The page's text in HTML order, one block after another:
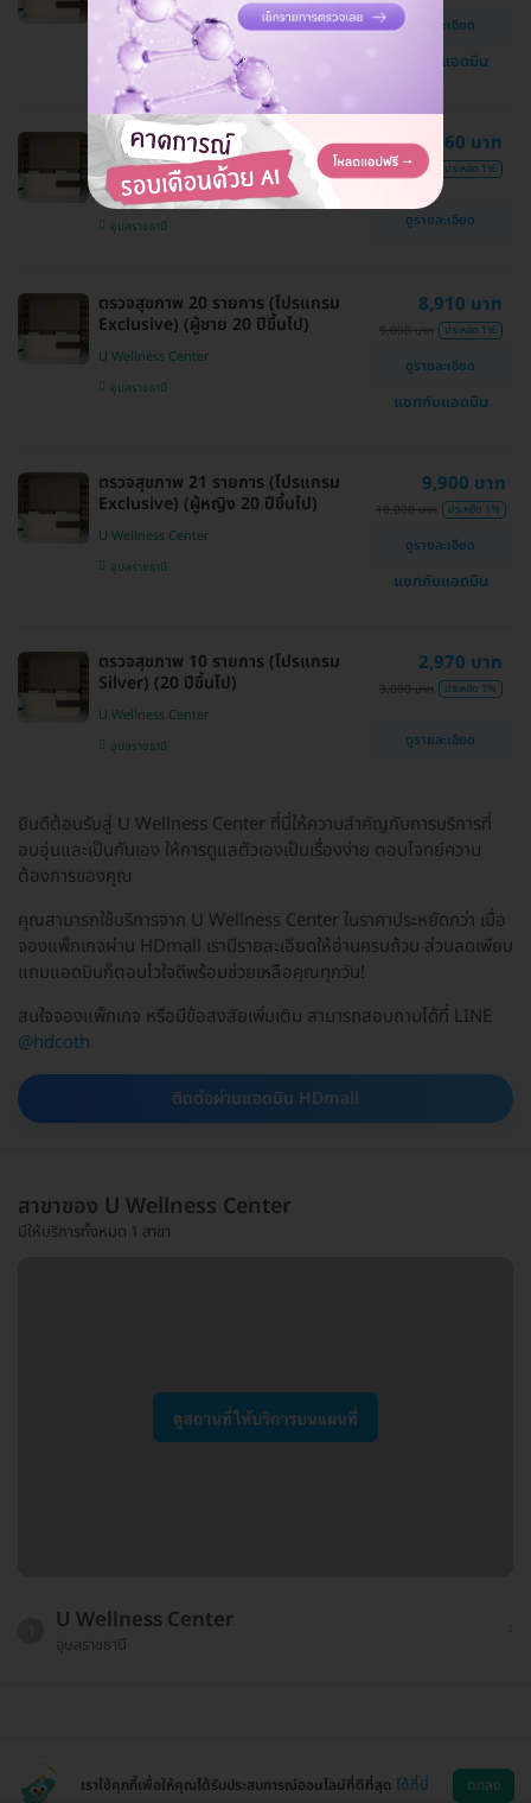
ยินดีต้อนรับสู่ U Wellness Center ที่นี่ให้ความสำคัญกับการบริการที่
อบอุ่นและเป็นกันเอง ให้การดูแลตัวเองเป็นเรื่องง่าย ตอบโจทย์ความ
ต้องการของคุณ
คุณสามารถใช้บริการจาก U Wellness Center ในราคาประหยัดกว่า เมื่อ
จองแพ็กเกจผ่าน HDmall เรามีรายละเอียดให้อ่านครบถ้วน ส่วนลดเพียบ
แถมแอดมินก็ตอบไวใจดีพร้อมช่วยเหลือคุณทุกวัน!
สนใจจองแพ็กเกจ หรือมีข้อสงสัยเพิ่มเติม สามารถสอบถามได้ที่ LINE
@hdcoth
ติดต่อผ่านแอดมิน HDmall
สาขาของ U Wellness Center
มีให้บริการทั้งหมด 1 สาขา
U Wellness Center
อุบลราชธานี
U Wellness Center
อุบลราชธานี
ดูรายละเอียด
แชทกับแอดมิน
ตรวจสุขภาพหัวใจ 12 รายการ
(โปรแกรม Heart) (20 ปีขึ้นไป)
U Wellness Center
อุบลราชธานี
3,960 บาท
4,000 บาท ประหยัด 1%
ดูรายละเอียด
ตรวจสุขภาพ 20 รายการ (โปรแกรม
Exclusive) (ผู้ชาย 20 ปีขึ้นไป)
U Wellness Center
อุบลราชธานี
8,910 บาท
9,000 บาท ประหยัด 1%
ดูรายละเอียด
แชทกับแอดมิน
ตรวจสุขภาพ 21 รายการ (โปรแกรม
Exclusive) (ผู้หญิง 20 ปีขึ้นไป)
U Wellness Center
อุบลราชธานี
9,900 บาท
10,000 บาท ประหยัด 1%
ดูรายละเอียด
แชทกับแอดมิน
ตรวจสุขภาพ 10 รายการ (โปรแกรม
Silver) (20 ปีขึ้นไป)
U Wellness Center
อุบลราชธานี
2,970 บาท
3,000 บาท ประหยัด 1%
ดูรายละเอียด
เราใช้คุกกี้เพื่อให้คุณได้รับประสบการณ์ออนไลน์ที่ดีที่สุด ได้ที่นี่ ตกลง